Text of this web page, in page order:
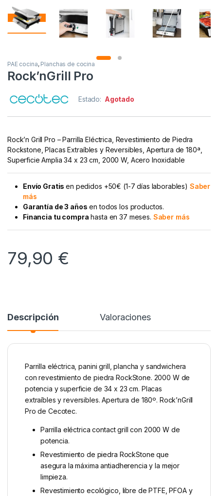
PAE cocina, Planchas de cocina
Rock’nGrill Pro
Estado: Agotado
Rock’n Grill Pro – Parrilla Eléctrica, Revestimiento de Piedra
Rockstone, Placas Extraíbles y Reversibles, Apertura de 180ª,
Superficie Amplia 34 x 23 cm, 2000 W, Acero Inoxidable
Envío Gratisen pedidos +50€ (1-7 días laborables) Saber
más
Garantía de 3 años en todos los productos.
Financia tu compra hasta en 37 meses. Saber más
79,90 €
Descripción Valoraciones
Parrilla eléctrica, panini grill, plancha y sandwichera
con revestimiento de piedra RockStone. 2000 W de
potencia y superficie de 34 x 23 cm. Placas
extraíbles y reversibles. Apertura de 180º. Rock’nGrill
Pro de Cecotec.
Parrilla eléctrica contact grill con 2000 W de
potencia.
Revestimiento de piedra RockStone que
asegura la máxima antiadherencia y la mejor
limpieza.
Revestimiento ecológico, libre de PTFE, PFOA y